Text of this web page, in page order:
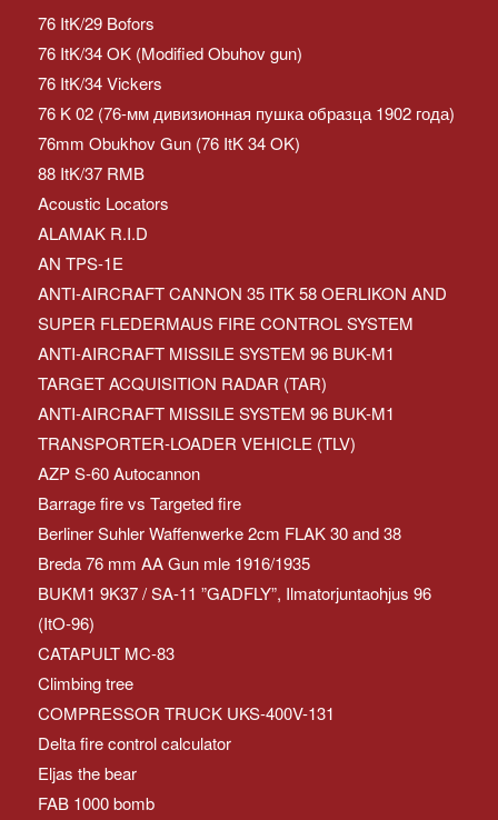
76 ItK/29 Bofors
76 ItK/34 OK (Modified Obuhov gun)
76 ItK/34 Vickers
76 K 02 (76-мм дивизионная пушка образца 1902 года)
76mm Obukhov Gun (76 ItK 34 OK)
88 ItK/37 RMB
Acoustic Locators
ALAMAK R.I.D
AN TPS-1E
ANTI-AIRCRAFT CANNON 35 ITK 58 OERLIKON AND
SUPER FLEDERMAUS FIRE CONTROL SYSTEM
ANTI-AIRCRAFT MISSILE SYSTEM 96 BUK-M1
TARGET ACQUISITION RADAR (TAR)
ANTI-AIRCRAFT MISSILE SYSTEM 96 BUK-M1
TRANSPORTER-LOADER VEHICLE (TLV)
AZP S-60 Autocannon
Barrage fire vs Targeted fire
Berliner Suhler Waffenwerke 2cm FLAK 30 and 38
Breda 76 mm AA Gun mle 1916/1935
BUKM1 9K37 / SA-11 ”GADFLY”, Ilmatorjuntaohjus 96
(ItO-96)
CATAPULT MC-83
Climbing tree
COMPRESSOR TRUCK UKS-400V-131
Delta fire control calculator
Eljas the bear
FAB 1000 bomb